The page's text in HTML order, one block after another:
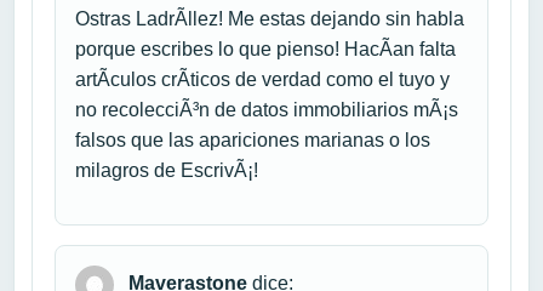
Ostras LadrÃ­llez! Me estas dejando sin habla
porque escribes lo que pienso! HacÃ­an falta
artÃ­culos crÃ­ticos de verdad como el tuyo y
no recolecciÃ³n de datos immobiliarios mÃ¡s
falsos que las apariciones marianas o los
milagros de EscrivÃ¡!
Maverastone dice: